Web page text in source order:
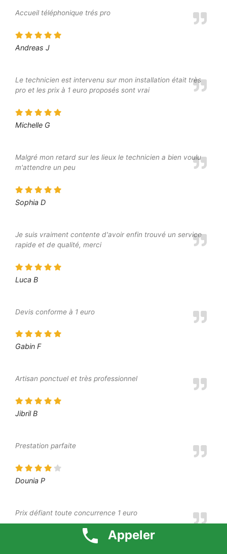
Accueil téléphonique trés pro
Andreas J
Le technicien est intervenu sur mon installation était très
pro et les prix à 1 euro proposés sont vrai
Michelle G
Malgré mon retard sur les lieux le technicien a bien voulu
m'attendre un peu
Sophia D
Je suis vraiment contente d'avoir enfin trouvé un service
rapide et de qualité, merci
Luca B
Devis conforme à 1 euro
Gabin F
Artisan ponctuel et très professionnel
Jibril B
Prestation parfaite
Dounia P
Prix défiant toute concurrence 1 euro
Appeler